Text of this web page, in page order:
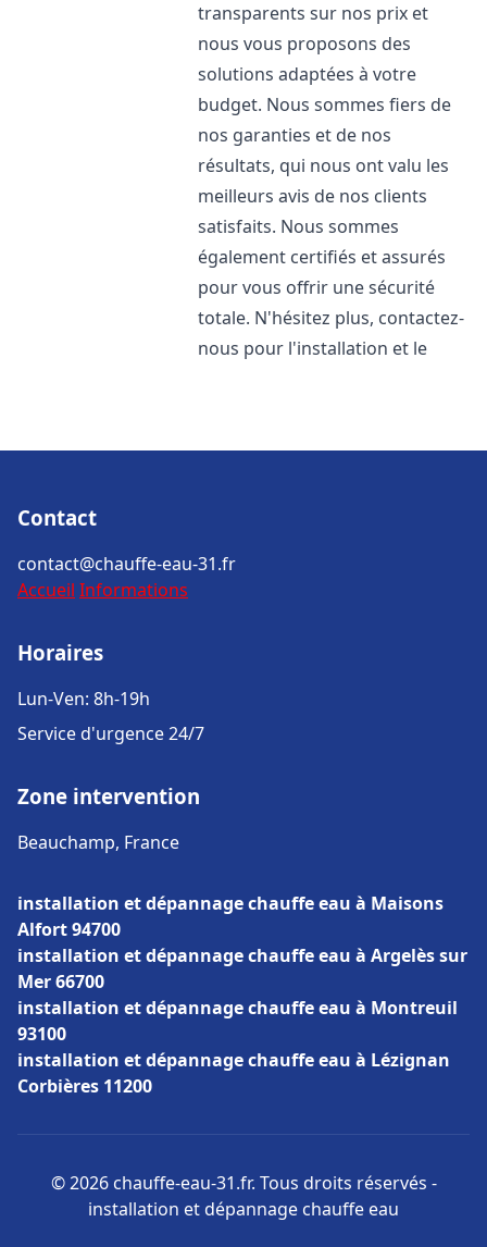
transparents sur nos prix et
nous vous proposons des
solutions adaptées à votre
budget. Nous sommes fiers de
nos garanties et de nos
résultats, qui nous ont valu les
meilleurs avis de nos clients
satisfaits. Nous sommes
également certifiés et assurés
pour vous offrir une sécurité
totale. N'hésitez plus, contactez-
nous pour l'installation et le
Contact
contact@chauffe-eau-31.fr
Accueil Informations
Horaires
Lun-Ven: 8h-19h
Service d'urgence 24/7
Zone intervention
Beauchamp, France
installation et dépannage chauffe eau à Maisons
Alfort 94700
installation et dépannage chauffe eau à Argelès sur
Mer 66700
installation et dépannage chauffe eau à Montreuil
93100
installation et dépannage chauffe eau à Lézignan
Corbières 11200
© 2026 chauffe-eau-31.fr. Tous droits réservés -
installation et dépannage chauffe eau